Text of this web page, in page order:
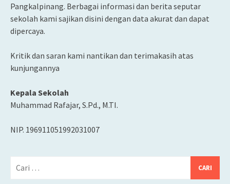
Pangkalpinang. Berbagai informasi dan berita seputar
sekolah kami sajikan disini dengan data akurat dan dapat
dipercaya.
Kritik dan saran kami nantikan dan terimakasih atas
kunjungannya
Kepala Sekolah
Muhammad Rafajar, S.Pd., M.TI.
NIP. 196911051992031007